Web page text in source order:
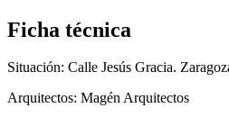
Ficha técnica
Situación: Calle Jesús Gracia.
Arquitectos: Magén Arquitectos